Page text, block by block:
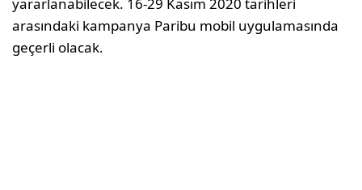
arasındaki kampanya Paribu mobil uygulamasında
geçerli olacak.